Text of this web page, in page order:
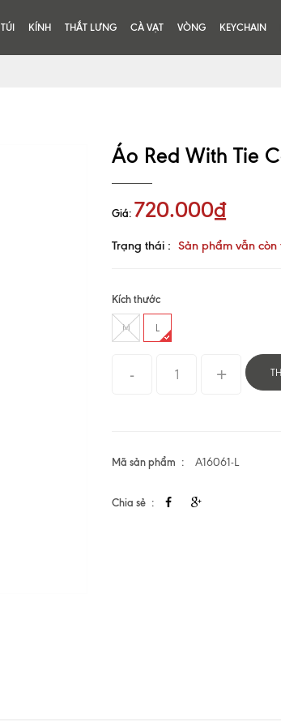
TÚI KÍNH THẮT LƯNG CÀ VẠT VÒNG KEYCHAIN
Áo Red With Tie
Giá: 720.000₫
Trạng thái : Sản phẩm vẫn
Kích thước
M L
Mã sản phẩm A16061-L
Chia sẻ